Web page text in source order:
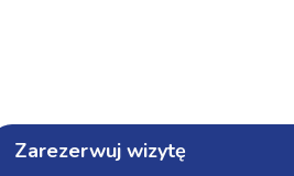
Zarezerwuj wizytę